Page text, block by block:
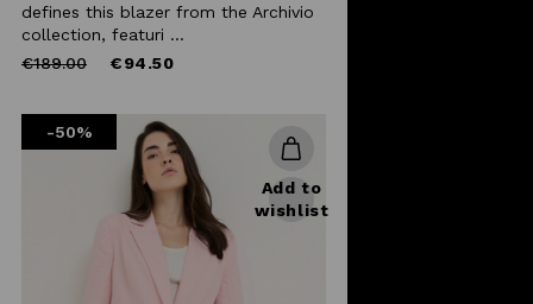
defines this blazer from the Archivio
collection, featuri ...
Price
€189.00to €94.50
-50%
Add to
wishlist